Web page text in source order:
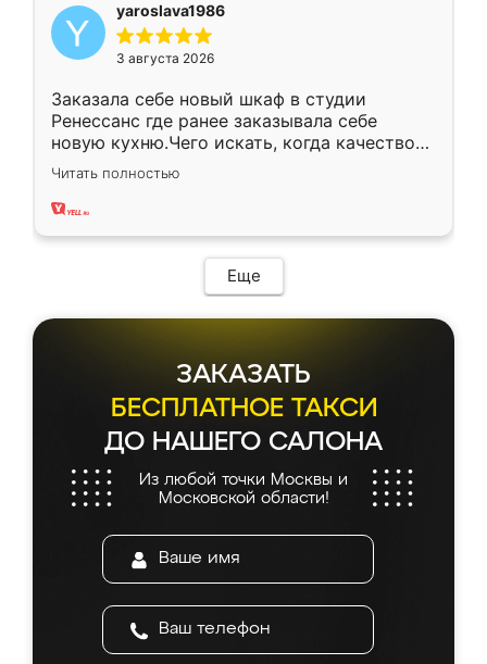
yaroslava1986
3 августа 2026
Заказала себе новый шкаф в студии
Ренессанс где ранее заказывала себе
новую кухню.Чего искать, когда качеством
вполне довольна. Служит кухня уже почти
два года, нареканий нет.
Читать полностью
Еще
ЗАКАЗАТЬ
БЕСПЛАТНОЕ ТАКСИ
ДО НАШЕГО САЛОНА
Из любой точки Москвы и
Московской области!